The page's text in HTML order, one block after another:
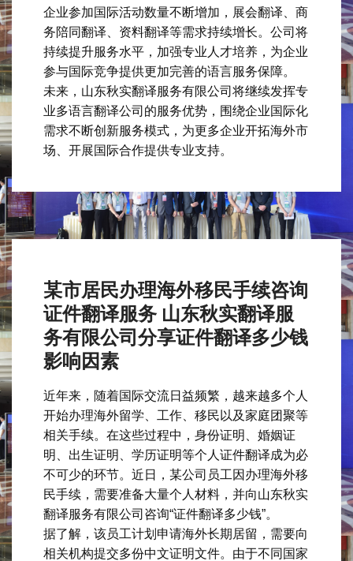
企业参加国际活动数量不断增加，展会翻译、商
务陪同翻译、资料翻译等需求持续增长。公司将
持续提升服务水平，加强专业人才培养，为企业
参与国际竞争提供更加完善的语言服务保障。
未来，山东秋实翻译服务有限公司将继续发挥专
业多语言翻译公司的服务优势，围绕企业国际化
需求不断创新服务模式，为更多企业开拓海外市
场、开展国际合作提供专业支持。
某市居民办理海外移民手续咨询
证件翻译服务 山东秋实翻译服
务有限公司分享证件翻译多少钱
影响因素
近年来，随着国际交流日益频繁，越来越多个人
开始办理海外留学、工作、移民以及家庭团聚等
相关手续。在这些过程中，身份证明、婚姻证
明、出生证明、学历证明等个人证件翻译成为必
不可少的环节。近日，某公司员工因办理海外移
民手续，需要准备大量个人材料，并向山东秋实
翻译服务有限公司咨询“证件翻译多少钱”。
据了解，该员工计划申请海外长期居留，需要向
相关机构提交多份中文证明文件。由于不同国家